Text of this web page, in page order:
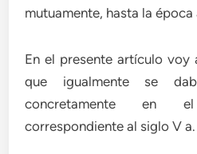
mutuamente, hasta la época
En el presente artículo voy
que igualmente se
concretamente en
correspondiente al siglo V a.